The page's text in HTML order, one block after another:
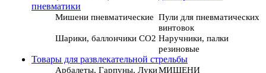
пневматики
Мишени пневматические Пули для пневматических
винтовок
Шарики, баллончики СО2 Наручники, палки
резиновые
Товары для развлекательной стрельбы
Арбалеты, Гарпуны, ЛукиМИШЕНИ